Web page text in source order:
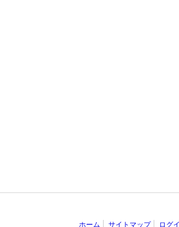
ホーム サイトマップ ログ